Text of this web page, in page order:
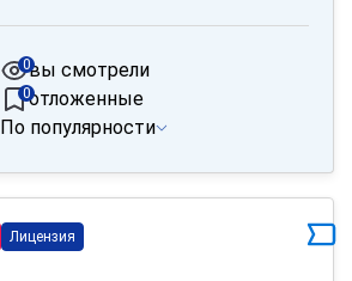
вы смотрели
0
отложенные
0
По популярности
Лицензия